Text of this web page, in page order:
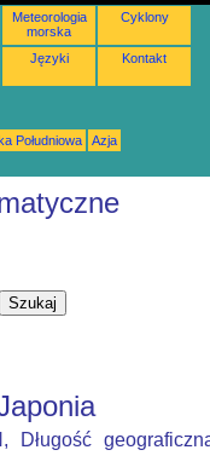
Meteorologia
morska
Cyklony
Języki Kontakt
Południowa
Azja
Długość